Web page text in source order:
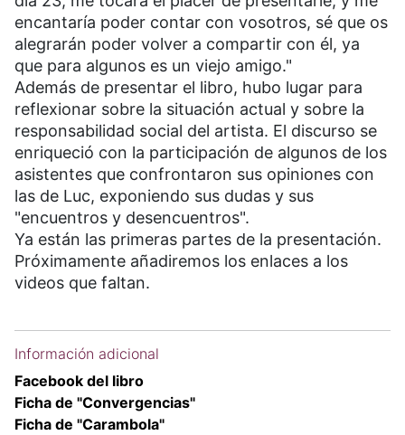
encantaría poder contar con vosotros, sé que os
alegrarán poder volver a compartir con él, ya
que para algunos es un viejo amigo."
Además de presentar el libro, hubo lugar para
reflexionar sobre la situación actual y sobre la
responsabilidad social del artista. El discurso se
enriqueció con la participación de algunos de los
asistentes que confrontaron sus opiniones con
las de Luc, exponiendo sus dudas y sus
"encuentros y desencuentros".
Ya están las primeras partes de la presentación.
Próximamente añadiremos los enlaces a los
videos que faltan.
Información adicional
Facebook del libro
Ficha de "Convergencias"
Ficha de "Carambola"